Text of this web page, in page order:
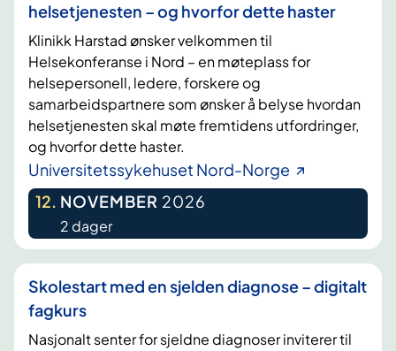
helsetjenesten – og hvorfor dette haster
Klinikk Harstad ønsker velkommen til
Helsekonferanse i Nord – en møteplass for
helsepersonell, ledere, forskere og
samarbeidspartnere som ønsker å belyse hvordan
helsetjenesten skal møte fremtidens utfordringer,
og hvorfor dette haster.
Universitetssykehuset Nord-Norge
12. NOVEMBER 2026
2 dager
Skolestart med en sjelden diagnose – digitalt
fagkurs
Nasjonalt senter for sjeldne diagnoser inviterer til